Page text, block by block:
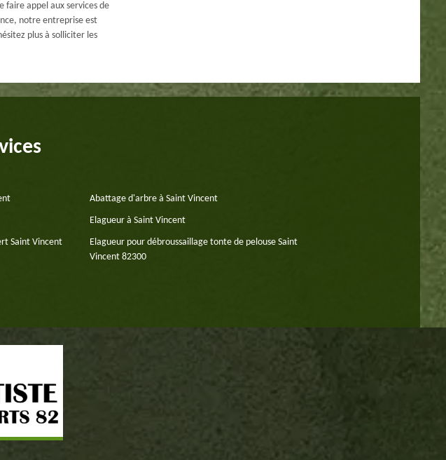
faire appel aux services de
notre entreprise est
plus à solliciter les
Abattage d'arbre à Saint Vincent
Elagueur à Saint Vincent
Saint Vincent
Elagueur pour débroussaillage tonte de pelouse Saint
Vincent 82300